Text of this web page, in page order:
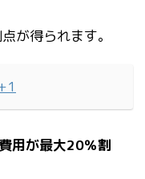
が得られます。
用が最大20％割